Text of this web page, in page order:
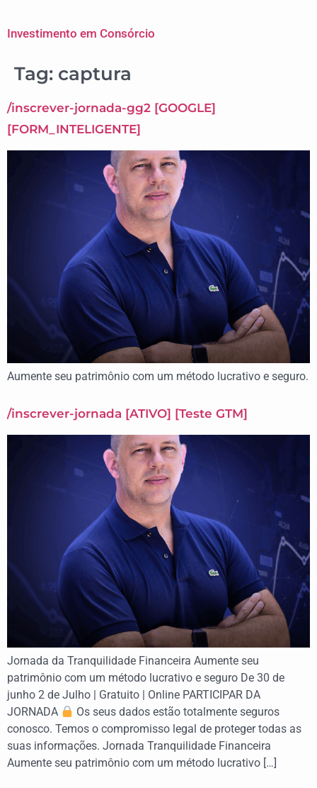
Investimento em Consórcio
Tag: captura
/inscrever-jornada-gg2 [GOOGLE]
[FORM_INTELIGENTE]
Aumente seu patrimônio com um método lucrativo e seguro.​
/inscrever-jornada [ATIVO] [Teste GTM]
Jornada da Tranquilidade Financeira Aumente seu
patrimônio com um método lucrativo e seguro De 30 de
junho 2 de Julho | Gratuito | Online​ PARTICIPAR DA
JORNADA
Os seus dados estão totalmente seguros
conosco. Temos o compromisso legal de proteger todas as
suas informações. Jornada Tranquilidade Financeira
Aumente seu patrimônio com um método lucrativo […]